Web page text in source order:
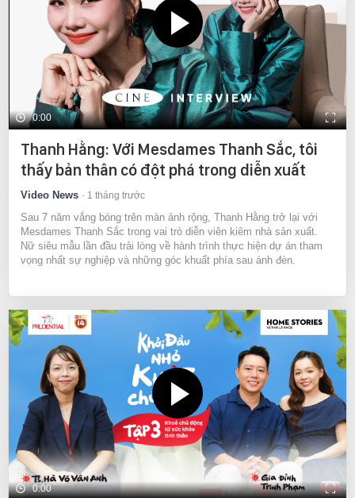
0:00
Thanh Hằng: Với Mesdames Thanh Sắc, tôi
thấy bản thân có đột phá trong diễn xuất
Video News 1 tháng trước
Sau 7 năm vắng bóng trên màn ảnh rộng, Thanh Hằng trở lại với
Mesdames Thanh Sắc trong vai trò diễn viên kiêm nhà sản xuất.
Nữ siêu mẫu lần đầu trải lòng về hành trình thực hiện dự án tham
vọng nhất sự nghiệp và những góc khuất phía sau ánh đèn.
0:00